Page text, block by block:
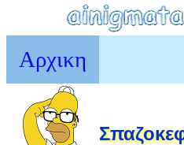
Αρχικη